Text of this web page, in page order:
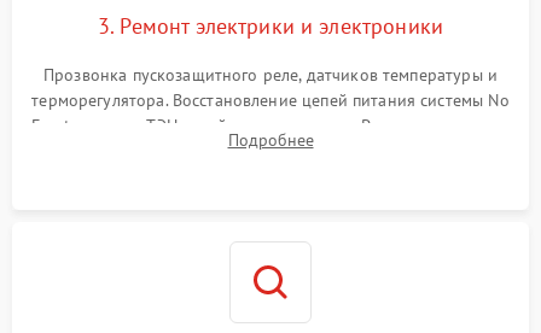
3. Ремонт электрики и электроники
Прозвонка пускозащитного реле, датчиков температуры и
терморегулятора. Восстановление цепей питания системы No
Frost, включая ТЭН оттайки и вентилятор. Ремонт или замена
платы управления при сбоях алгоритмов.
Подробнее